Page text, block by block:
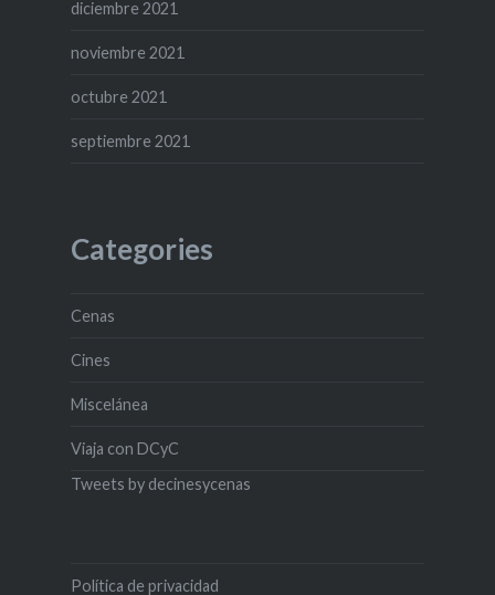
diciembre 2021
noviembre 2021
octubre 2021
septiembre 2021
Categories
Cenas
Cines
Miscelánea
Viaja con DCyC
Tweets by decinesycenas
Política de privacidad